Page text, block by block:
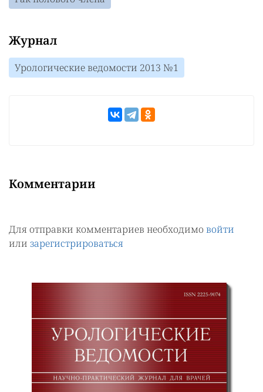
Журнал
Урологические ведомости 2013 №1
Комментарии
Для отправки комментариев необходимо войти
или зарегистрироваться